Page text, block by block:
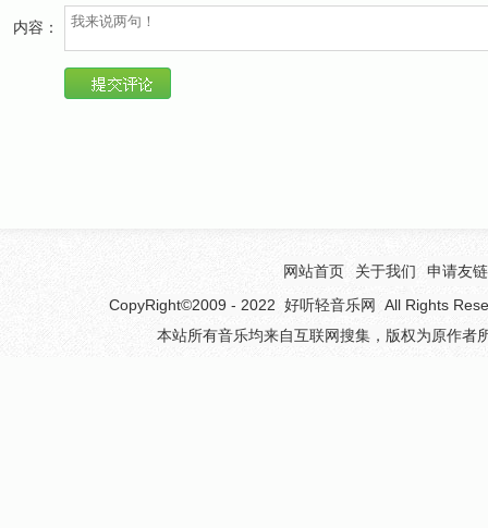
内容：
网站首页 关于我们
申请友链
CopyRight©2009 - 2022 好听轻音乐网
All Rights
本站所有音乐均来自互联网搜集，版权为原作者